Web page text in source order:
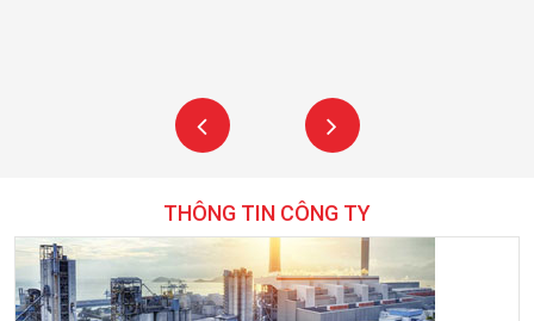
THÔNG TIN CÔNG TY